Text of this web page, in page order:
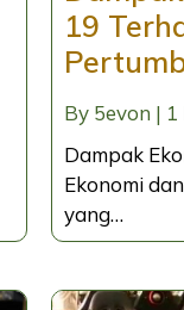
19
By 5evon | 1
Dampak
Ekonomi
yang…